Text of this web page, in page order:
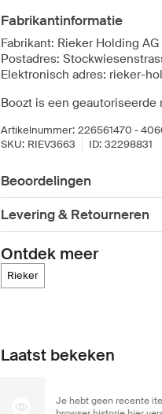
Fabrikantinformatie
Fabrikant: Rieker Holding AG
Postadres:
Elektronisch adres: rieker-
Boozt is een geautoriseerde
Artikelnummer: 226561470 -
SKU: RIEV3663 ID: 32298831
Beoordelingen
Levering & Retourneren
Ontdek meer
rieker
Laatst bekeken
Je hebt geen recente